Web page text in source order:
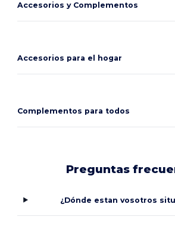
Accesorios y Complementos
Accesorios para el hogar
Complementos para todos
Preguntas
¿Dónde estan vosotros